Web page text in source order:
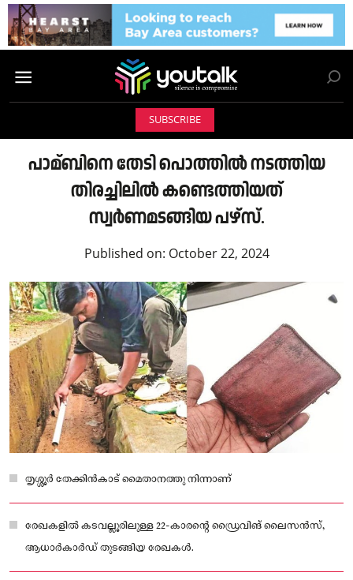
SUBSCRIBE
പാമ്ബിനെ തേടി പൊത്തില്‍ നടത്തിയ
തിരച്ചിലില്‍ കണ്ടെത്തിയത്
സ്വര്‍ണമടങ്ങിയ പഴ്‌സ്.
Published on: October 22, 2024
തൃശ്ശൂര്‍ തേക്കിന്‍കാട് മൈതാനത്തു നിന്നാണ്
രേഖകളില്‍ കടവല്ലൂരിലുള്ള 22-കാരന്റെ ഡ്രൈവിങ് ലൈസന്‍സ്,
ആധാര്‍കാര്‍ഡ് തുടങ്ങിയ രേഖകള്‍.